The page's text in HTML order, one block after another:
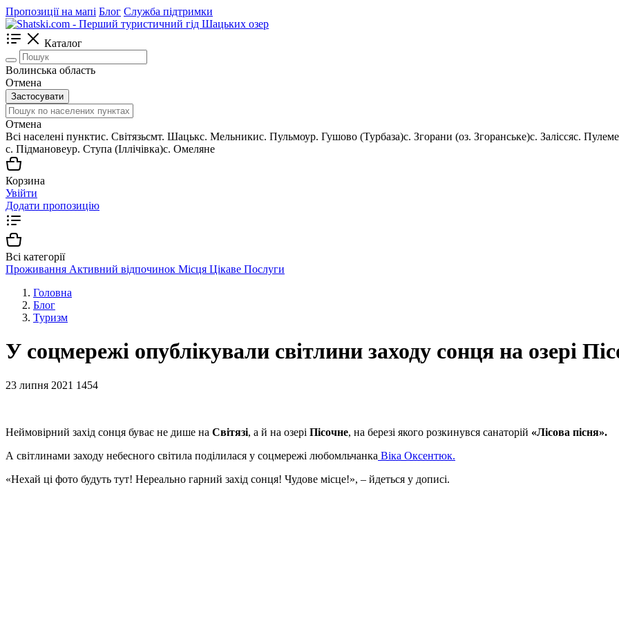
Пропозиції на мапі Блог Служба підтримки
Каталог
Волинська область
Отмена
Застосувати
Отмена
Всі населені пунктиc. Світязьсмт. Шацькс. Мельникис. Пульмоур. Гушово (Турбаза)с. Згорани (оз. Згоранське)с. Заліссяс.
с. Підмановеур. Ступа (Іллічівка)с. Омеляне
Корзина
Увійти
Додати пропозицію
Всі категорії
Проживання Активний відпочинок Місця Цікаве Послуги
Головна
Блог
Туризм
У соцмережі опублікували світлини заходу сонця на озері
23 липня 2021 1454
Неймовірний захід сонця буває не дише на Світязі, а й на озері Пісочне, на березі якого розкинувся санаторій «Лісова пісня».
А світлинами заходу небесного світила поділилася у соцмережі любомльчанка Віка Оксентюк.
«Нехай ці фото будуть тут! Нереально гарний захід сонця! Чудове місце!», – йдеться у дописі.